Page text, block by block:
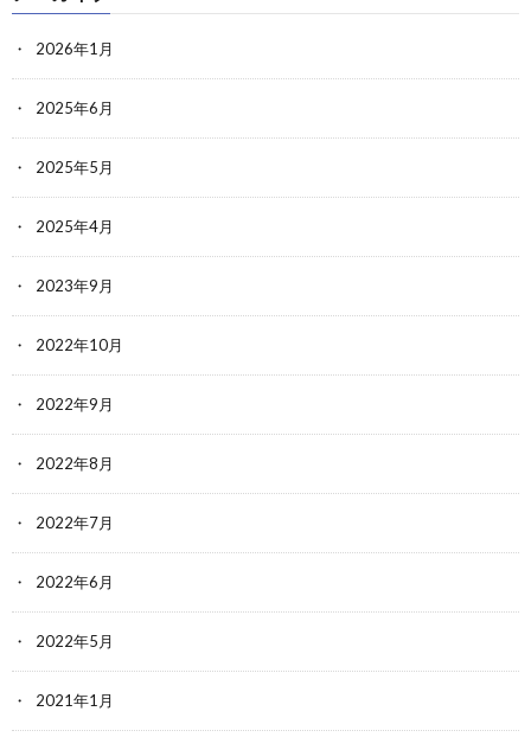
2026年1月
2025年6月
2025年5月
2025年4月
2023年9月
2022年10月
2022年9月
2022年8月
2022年7月
2022年6月
2022年5月
2021年1月